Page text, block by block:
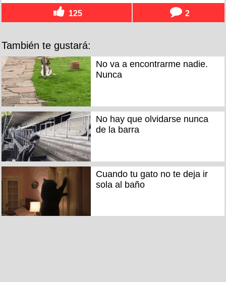
125 2
También te gustará:
No va a encontrarme nadie.
Nunca
No hay que olvidarse nunca
de la barra
Cuando tu gato no te deja ir
sola al baño